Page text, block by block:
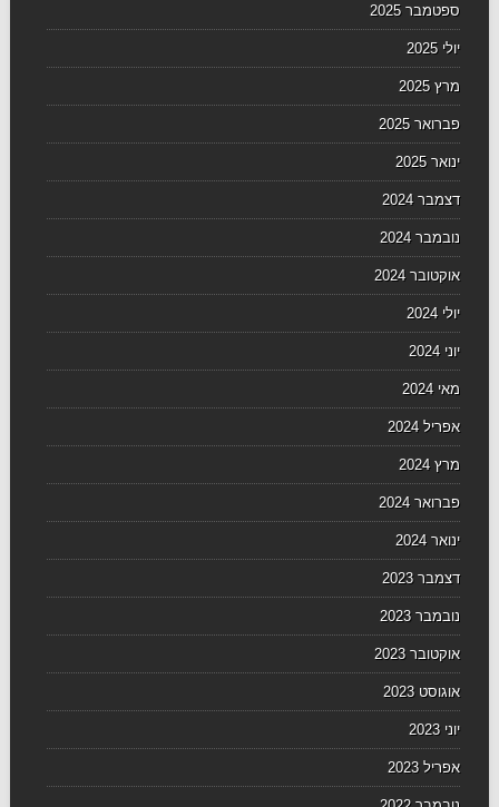
ספטמבר 2025
יולי 2025
מרץ 2025
פברואר 2025
ינואר 2025
דצמבר 2024
נובמבר 2024
אוקטובר 2024
יולי 2024
יוני 2024
מאי 2024
אפריל 2024
מרץ 2024
פברואר 2024
ינואר 2024
דצמבר 2023
נובמבר 2023
אוקטובר 2023
אוגוסט 2023
יוני 2023
אפריל 2023